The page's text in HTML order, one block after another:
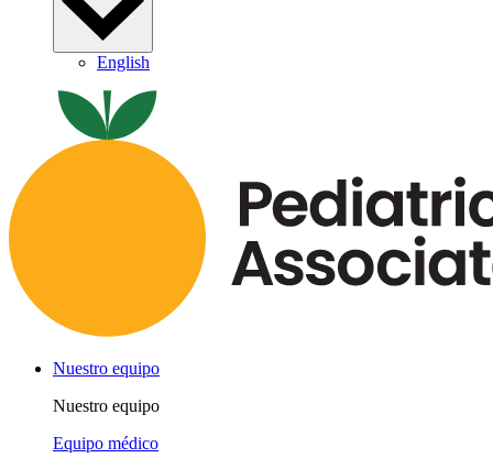
English
Nuestro equipo
Nuestro equipo
Equipo médico